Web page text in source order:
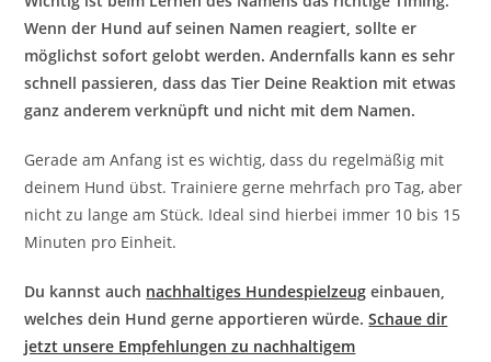
Wenn der Hund auf seinen Namen reagiert, sollte er
möglichst sofort gelobt werden. Andernfalls kann es sehr
schnell passieren, dass das Tier Deine Reaktion mit etwas
ganz anderem verknüpft und nicht mit dem Namen.
Gerade am Anfang ist es wichtig, dass du regelmäßig mit
deinem Hund übst. Trainiere gerne mehrfach pro Tag, aber
nicht zu lange am Stück. Ideal sind hierbei immer 10 bis 15
Minuten pro Einheit.
Du kannst auch nachhaltiges Hundespielzeug einbauen,
welches dein Hund gerne apportieren würde.Schaue dir
jetzt unsere Empfehlungen zu nachhaltigem